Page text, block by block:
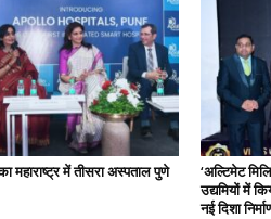
महाराष्ट्र में तीसरा अस्पताल पुणे
‘अल्टिमेट
उद्यमियों में
नई दिशा